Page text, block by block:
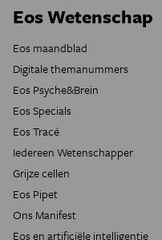
Eos Wetenschap
Eos maandblad
Digitale themanummers
Eos Psyche&Brein
Eos Specials
Eos Tracé
Iedereen Wetenschapper
Grijze cellen
Eos Pipet
Ons Manifest
Eos en artificiële intelligentie